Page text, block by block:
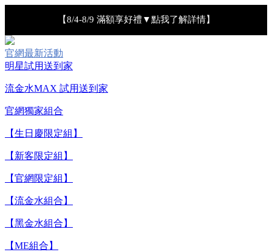
【綁定中信LINE Pay卡享最高6%回饋▼點我了解詳情
性，也無法協助此類商品的售後服務
【全新流金水MAX 百元試用送到家！再享回購金】▼點我立
【8/4-8/9 單筆消費滿$3,000現折$300】
官網最新活動
明星試用送到家
流金水MAX 試用送到家
官網獨家組合
【生日慶限定組】
【新客限定組】
【官網限定組】
【流金水組合】
【黑金水組合】
【ME組合】